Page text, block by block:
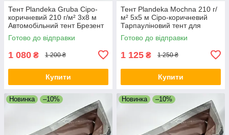
Тент Plandeka Gruba Сіро-
коричневий 210 г/м² 3х8 м
Автомобільний тент Брезент
для зерна
Готово до відправки
1 080 ₴ 1 200 ₴
Купити
Тент Plandeka Mochna 210 г/
м² 5х5 м Сіро-коричневий
Тарпауліновий тент для
господарства Захисний тент
від дощу
Готово до відправки
1 125 ₴ 1 250 ₴
Купити
Новинка –10% Новинка –10%